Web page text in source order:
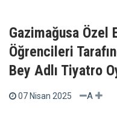
Gazimağusa Özel
Öğrencileri
Bey Adlı Tiyatro
07 Nisan 2025 A